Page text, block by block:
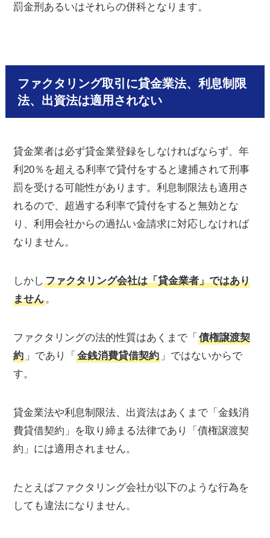
罰金刑あるいはそれらの併科となります。
ファクタリング取引に貸金業法、利息制限
法、出資法は適用されない
貸金業者は必ず貸金業登録をしなければならず、年
利20％を超える利率で貸付をすると逮捕されて刑事
罰を受ける可能性があります。利息制限法も適用さ
れるので、超過する利率で貸付をすると無効とな
り、利用会社からの過払い金請求に対応しなければ
なりません。
しかしファクタリング会社は「貸金業者」ではあり
ません。
ファクタリングの法的性質はあくまで「債権譲渡契
約 」であり「金銭消費貸借契約 」ではないからで
す。
貸金業法や利息制限法、出資法はあくまで「金銭消
費貸借契約」を取り締まる法律であり「債権譲渡契
約」には適用されません。
たとえばファクタリング会社が以下のような行為を
しても違法になりません。